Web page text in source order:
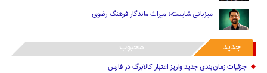
میزبانی شایسته؛ میراث ماندگار فرهنگ رضوی
جدید محبوب
جزئیات زمان‌بندی جدید واریز اعتبار کالابرگ در فارس